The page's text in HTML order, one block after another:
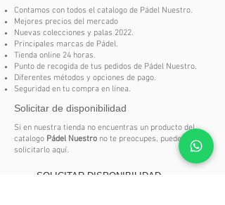
terreno de juego
Peso: 355-370 gramos
Contamos con todos el catalogo de Pádel Nuestro.
Mejores precios del mercado
Nuevas colecciones y palas 2022.
Principales marcas de Pádel.
Tienda online 24 horas.
Punto de recogida de tus pedidos de Pádel Nuestro.
Diferentes métodos y opciones de pago.
Seguridad en tu compra en línea.
Solicitar de disponibilidad
Si en nuestra tienda no encuentras un producto del
catalogo Pádel Nuestro no te preocupes, puedes
solicitarlo aquí.
SOLICITAR DISPONIBILIDAD